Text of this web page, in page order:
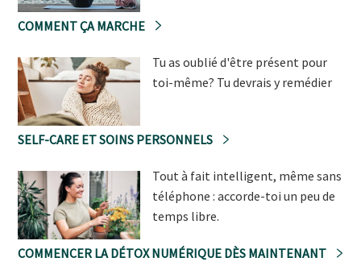
COMMENT ÇA MARCHE
Tu as oublié d'être présent pour
toi-même? Tu devrais y remédier
SELF-CARE ET SOINS PERSONNELS
Tout à fait intelligent, même sans
téléphone : accorde-toi un peu de
temps libre.
COMMENCER LA DÉTOX NUMÉRIQUE DÈS MAINTENANT